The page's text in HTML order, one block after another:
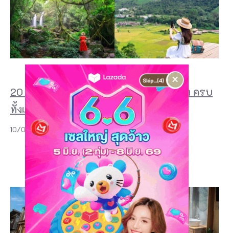
20 ที่เที่ยวน่าน 2026 เมืองเล็กๆ ที่น่าไปซ้ำ ครบ
ทั้งเมืองเก่า วัดดัง และธรรชาติ!
10/07/2026
×